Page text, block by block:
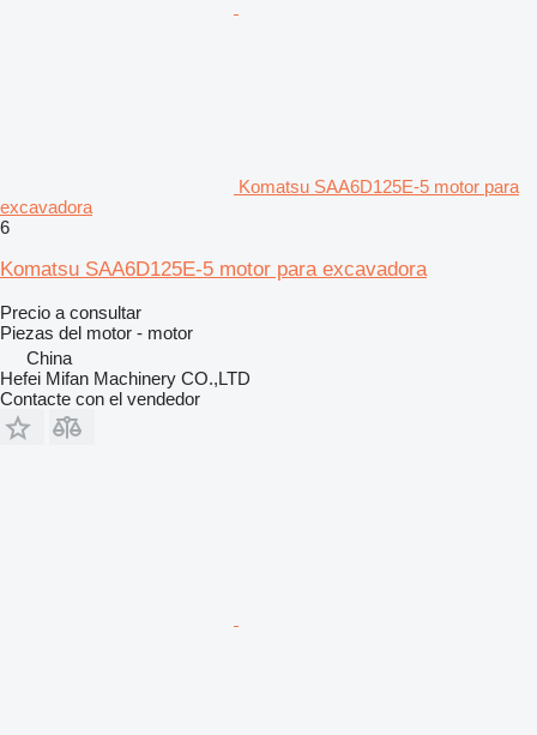
Komatsu SAA6D125E-5 motor para
excavadora
6
Komatsu SAA6D125E-5 motor para excavadora
Precio a consultar
Piezas del motor - motor
China
Hefei Mifan Machinery CO.,LTD
Contacte con el vendedor